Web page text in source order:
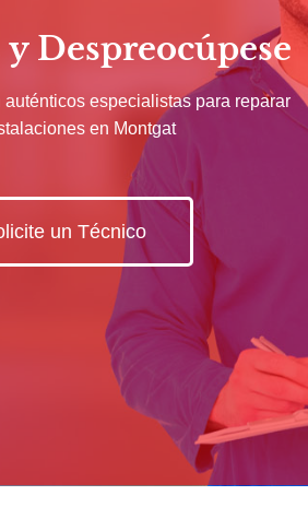
Despreocúpese
auténticos especialistas para reparar
en Montgat
un Técnico